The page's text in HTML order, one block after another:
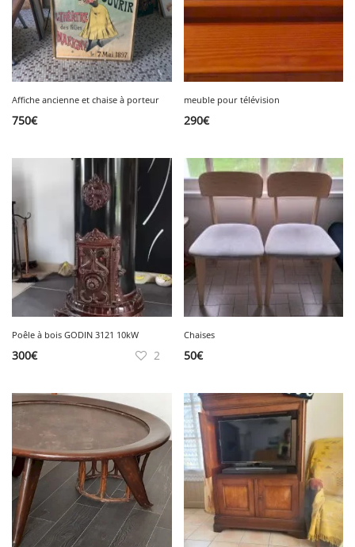
Affiche ancienne et chaise à porteur
750€
meuble pour télévision
290€
Poêle à bois GODIN 3121 10kW
300€ 2
Chaises
50€